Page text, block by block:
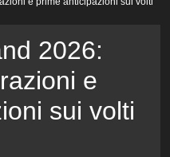
2026:
e
sui volti